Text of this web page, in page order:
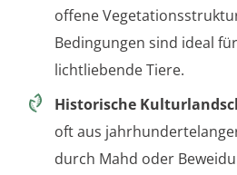
offene
Bedingungen sind ideal
lichtliebende Tiere.
Historische
oft aus
durch Mahd oder